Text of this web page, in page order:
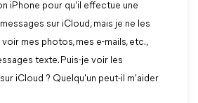
iPhone pour qu'il effectue une
sur iCloud, mais je ne les
voir mes photos, mes e-mails, etc.,
texte. Puis-je voir les
iCloud ? Quelqu'un peut-il m'aider